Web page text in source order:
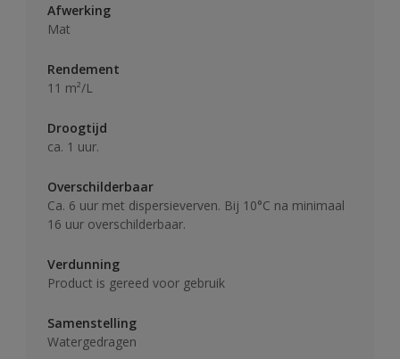
Afwerking
Mat
Rendement
11 m²/L
Droogtijd
ca. 1 uur.
Overschilderbaar
Ca. 6 uur met dispersieverven. Bij 10°C na minimaal
16 uur overschilderbaar.
Verdunning
Product is gereed voor gebruik
Samenstelling
Watergedragen